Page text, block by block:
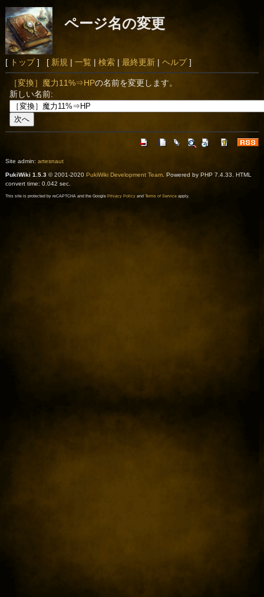
ページ名の変更
[ トップ] [ 新規 | 一覧 | 検索| 最終更新| ヘルプ]
［変換］魔力11%⇒HPの名前を変更します。
新しい名前:
Site admin: artesnaut
PukiWiki 1.5.3© 2001-2020 PukiWiki Development Team. Powered by PHP 7.4.33. HTML
convert time: 0.042 sec.
This site is protected by reCAPTCHA and the Google Privacy Policyand Terms of Serviceapply.